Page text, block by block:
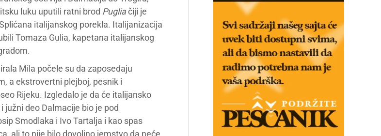
luku uputili ratni brod Pugliačiji je
italijanskog porekla. Italijanizacija
Tomaza Gulia, kapetana italijanskog
Mila počele su da zaposedaju
a ekstrovertni plejboj, pesnik i
Rijeku. Izgledalo je da će italijansko
deo Dalmacije bio je pod
Smodlaka i Ivo Tartalja i kao spas
ali to nije bilo dovoljno jemstvo da neće